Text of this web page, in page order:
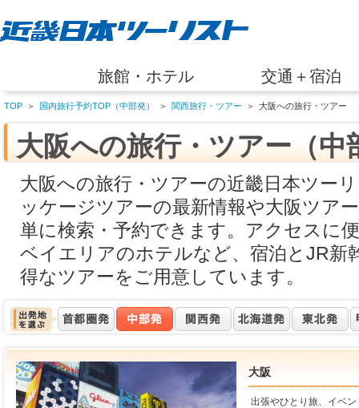
旅館・ホテル 交通＋宿泊
TOP ＞ 国内旅行予約TOP（中部発） ＞ 関西旅行・ツアー ＞ 大阪への旅行・ツアー
大阪への旅行・ツアー（中
大阪への旅行・ツアーの近畿日本ツー
ッケージツアーの最新情報や大阪ツア
単に検索・予約できます。アクセスに
ベイエリアのホテルなど、宿泊とJR新
得なツアーをご用意しています。
大阪
出張やひとり旅、イベ